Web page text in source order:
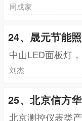
周成家
24、晟元节能
中山LED面板灯
刘杰
25、北京信方
北京测控仪表类